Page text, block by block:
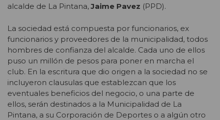
alcalde de La Pintana,Jaime Pavez (PPD).
La sociedad está compuesta por funcionarios, ex
funcionarios y proveedores de la municipalidad, todos
hombres de confianza del alcalde. Cada uno de ellos
puso un millón de pesos para poner en marcha el
club. En la escritura que dio origen a la sociedad no se
incluyeron clausulas que establezcan que los
eventuales beneficios del negocio, o una parte de
ellos, serán destinados a la Municipalidad de La
Pintana, a su Corporación de Deportes o a algún otro